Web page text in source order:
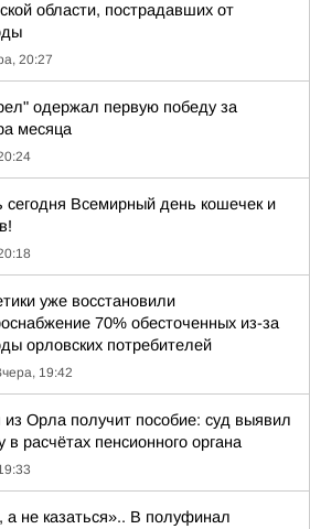
области, пострадавших от
20:27
одержал первую победу за
месяца
сегодня Всемирный день кошечек и
уже восстановили
70% обесточенных из-за
орловских потребителей
19:42
Орла получит пособие: суд выявил
в расчётах пенсионного органа
а не казаться».. В полуфинал